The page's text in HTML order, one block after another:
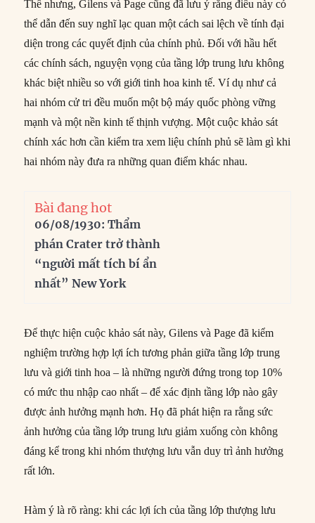
Thế nhưng, Gilens và Page cũng đã lưu ý rằng điều này có
thể dẫn đến suy nghĩ lạc quan một cách sai lệch về tính đại
diện trong các quyết định của chính phủ. Đối với hầu hết
các chính sách, nguyện vọng của tầng lớp trung lưu không
khác biệt nhiều so với giới tinh hoa kinh tế. Ví dụ như cả
hai nhóm cử tri đều muốn một bộ máy quốc phòng vững
mạnh và một nền kinh tế thịnh vượng. Một cuộc khảo sát
chính xác hơn cần kiểm tra xem liệu chính phủ sẽ làm gì khi
hai nhóm này đưa ra những quan điểm khác nhau.
Bài đang hot
06/08/1930: Thẩm
phán Crater trở thành
“người mất tích bí ẩn
nhất” New York
Để thực hiện cuộc khảo sát này, Gilens và Page đã kiểm
nghiệm trường hợp lợi ích tương phản giữa tầng lớp trung
lưu và giới tinh hoa – là những người đứng trong top 10%
có mức thu nhập cao nhất – để xác định tầng lớp nào gây
được ảnh hưởng mạnh hơn. Họ đã phát hiện ra rằng sức
ảnh hưởng của tầng lớp trung lưu giảm xuống còn không
đáng kể trong khi nhóm thượng lưu vẫn duy trì ảnh hưởng
rất lớn.
Hàm ý là rõ ràng: khi các lợi ích của tầng lớp thượng lưu